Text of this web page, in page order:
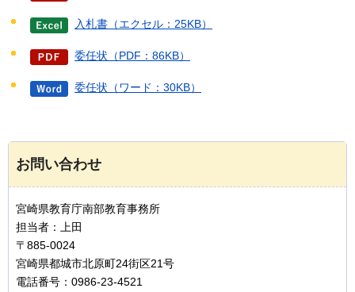
入札書（エクセル：25KB）
委任状（PDF：86KB）
委任状（ワード：30KB）
お問い合わせ
宮崎県教育庁南部教育事務所
担当者：上田
〒885-0024
宮崎県都城市北原町24街区21号
電話番号：0986-23-4521